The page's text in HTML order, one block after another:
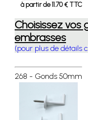
à partir de 11.70 € TTC
Choisissez vos
embrasses
(pour plus de détails
268 - Gonds 50mm